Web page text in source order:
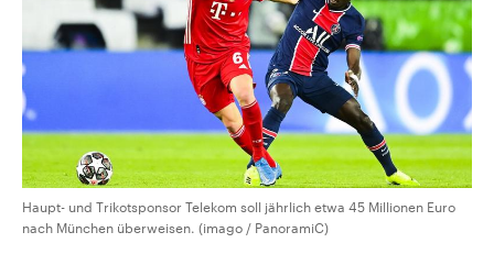
Haupt- und Trikotsponsor Telekom soll jährlich etwa 45 Millionen Euro
nach München überweisen. (imago / PanoramiC)